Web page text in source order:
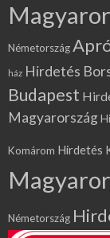
Németország
ház Hirdetés
Budapest
Magyarország
Komárom Hirdetés
Németország